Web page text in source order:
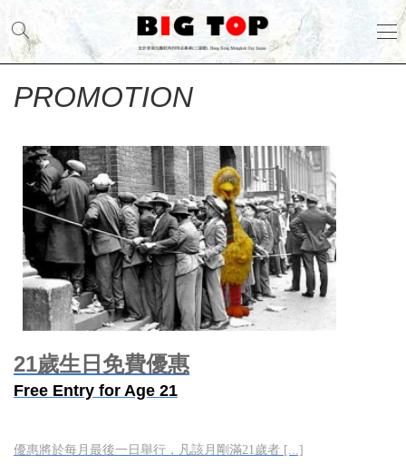
PROMOTION
PROMOTION
21歲生日免費優惠
Free Entry for Age 21
優惠將於每月最後一日舉行，凡該月剛滿21歲者 [...]